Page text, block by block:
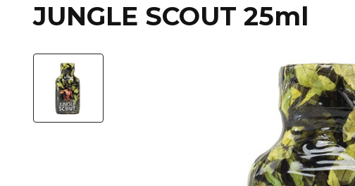
JUNGLE SCOUT 25ml